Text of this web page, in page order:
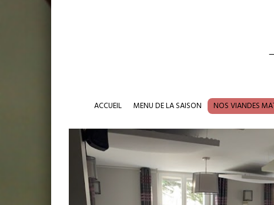
ACCUEIL MENU DE LA SAISON NOS VIANDES